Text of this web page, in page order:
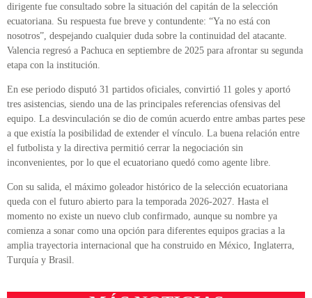
dirigente fue consultado sobre la situación del capitán de la selección
ecuatoriana. Su respuesta fue breve y contundente: “Ya no está con
nosotros”, despejando cualquier duda sobre la continuidad del atacante.
Valencia regresó a Pachuca en septiembre de 2025 para afrontar su segunda
etapa con la institución.
En ese periodo disputó 31 partidos oficiales, convirtió 11 goles y aportó
tres asistencias, siendo una de las principales referencias ofensivas del
equipo. La desvinculación se dio de común acuerdo entre ambas partes pese
a que existía la posibilidad de extender el vínculo. La buena relación entre
el futbolista y la directiva permitió cerrar la negociación sin
inconvenientes, por lo que el ecuatoriano quedó como agente libre.
Con su salida, el máximo goleador histórico de la selección ecuatoriana
queda con el futuro abierto para la temporada 2026-2027. Hasta el
momento no existe un nuevo club confirmado, aunque su nombre ya
comienza a sonar como una opción para diferentes equipos gracias a la
amplia trayectoria internacional que ha construido en México, Inglaterra,
Turquía y Brasil.